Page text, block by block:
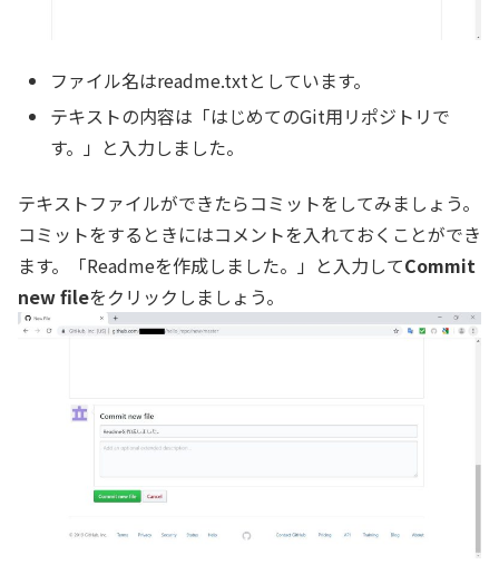
ファイル名はreadme.txtとしています。
テキストの内容は「はじめてのGit用リポジトリで
す。」と入力しました。
テキストファイルができたらコミットをしてみましょう。
コミットをするときにはコメントを入れておくことができ
ます。「Readmeを作成しました。」と入力してCommit
new fileをクリックしましょう。